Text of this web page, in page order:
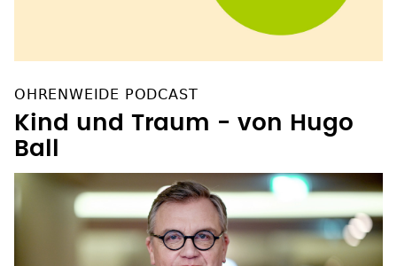
OHRENWEIDE PODCAST
Kind und Traum - von Hugo
Ball